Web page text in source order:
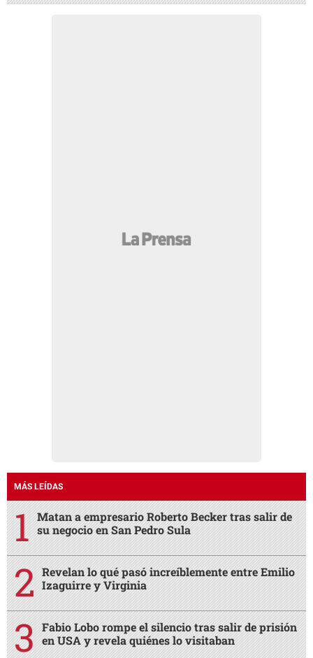
MÁS LEÍDAS
Matan a empresario Roberto Becker tras salir de
su negocio en San Pedro Sula
Revelan lo qué pasó increíblemente entre Emilio
Izaguirre y Virginia
Fabio Lobo rompe el silencio tras salir de prisión
en USA y revela quiénes lo visitaban